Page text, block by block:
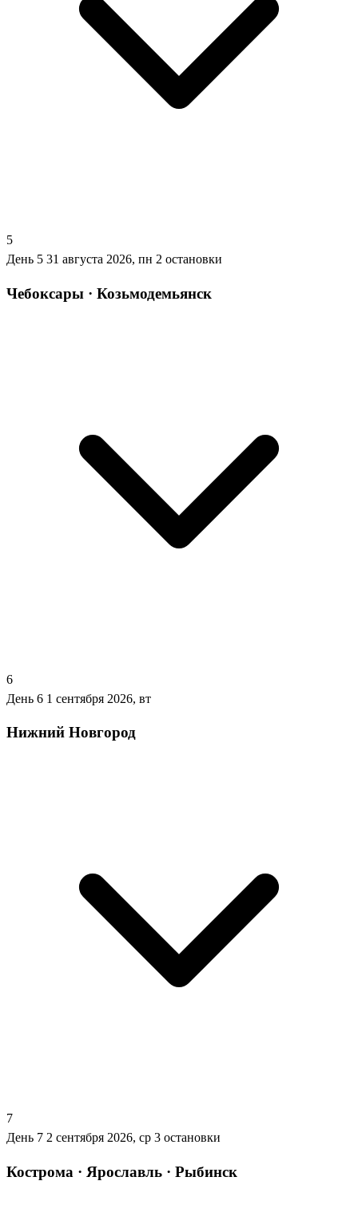
5
День 5 31 августа 2026, пн 2 остановки
Чебоксары · Козьмодемьянск
6
День 6 1 сентября 2026, вт
Нижний Новгород
7
День 7 2 сентября 2026, ср 3 остановки
Кострома · Ярославль · Рыбинск